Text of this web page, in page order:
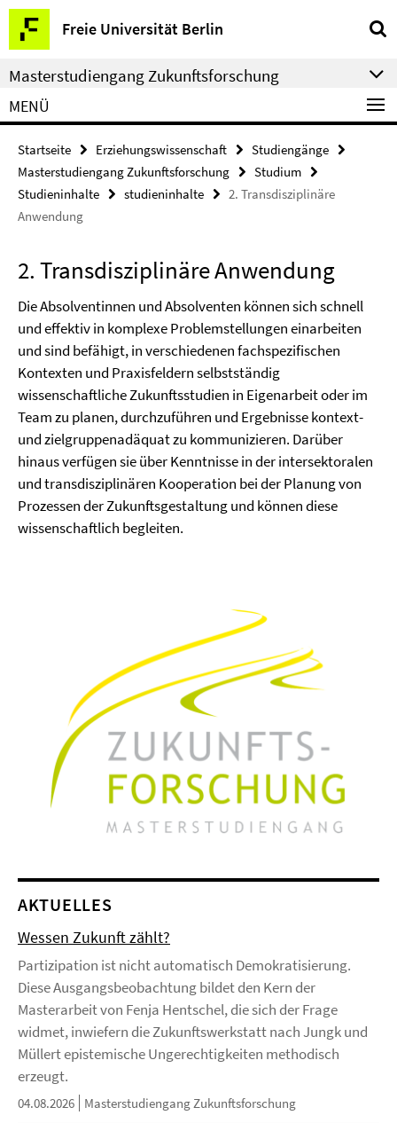
Springe
direkt
zu
Inhalt
Freie Universität Berlin
Service-
Navigation
Masterstudiengang Zukunftsforschung
MENÜ
Startseite Erziehungswissenschaft
Studiengänge
Masterstudiengang Zukunftsforschung
Studium
Studieninhalte
studieninhalte
2. Transdisziplinäre
Anwendung
2. Transdisziplinäre Anwendung
Die Absolventinnen und Absolventen können sich schnell
und effektiv in komplexe Problemstellungen einarbeiten
und sind befähigt, in verschiedenen fachspezifischen
Kontexten und Praxisfeldern selbstständig
wissenschaftliche Zukunftsstudien in Eigenarbeit oder im
Team zu planen, durchzuführen und Ergebnisse kontext-
und zielgruppenadäquat zu kommunizieren. Darüber
hinaus verfügen sie über Kenntnisse in der intersektoralen
und transdisziplinären Kooperation bei der Planung von
Prozessen der Zukunftsgestaltung und können diese
wissenschaftlich begleiten.
AKTUELLES
Wessen Zukunft zählt?
Partizipation ist nicht automatisch Demokratisierung.
Diese Ausgangsbeobachtung bildet den Kern der
Masterarbeit von Fenja Hentschel, die sich der Frage
widmet, inwiefern die Zukunftswerkstatt nach Jungk und
Müllert epistemische Ungerechtigkeiten methodisch
erzeugt.
04.08.2026 Masterstudiengang Zukunftsforschung